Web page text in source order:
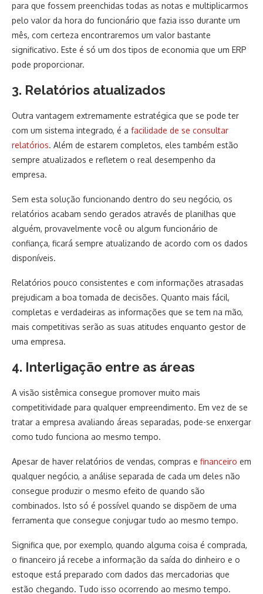
para que fossem preenchidas todas as notas e multiplicarmos
pelo valor da hora do funcionário que fazia isso durante um
mês, com certeza encontraremos um valor bastante
significativo. Este é só um dos tipos de economia que um ERP
pode proporcionar.
3. Relatórios atualizados
Outra vantagem extremamente estratégica que se pode ter
com um sistema integrado, é a facilidade de se consultar
relatórios. Além de estarem completos, eles também estão
sempre atualizados e refletem o real desempenho da
empresa.
Sem esta solução funcionando dentro do seu negócio, os
relatórios acabam sendo gerados através de planilhas que
alguém, provavelmente você ou algum funcionário de
confiança, ficará sempre atualizando de acordo com os dados
disponíveis.
Relatórios pouco consistentes e com informações atrasadas
prejudicam a boa tomada de decisões. Quanto mais fácil,
completas e verdadeiras as informações que se tem na mão,
mais competitivas serão as suas atitudes enquanto gestor de
uma empresa.
4. Interligação entre as áreas
A visão sistêmica consegue promover muito mais
competitividade para qualquer empreendimento. Em vez de se
tratar a empresa avaliando áreas separadas, pode-se enxergar
como tudo funciona ao mesmo tempo.
Apesar de haver relatórios de vendas, compras e financeiro em
qualquer negócio, a análise separada de cada um deles não
consegue produzir o mesmo efeito de quando são
combinados. Isto só é possível quando se dispõem de uma
ferramenta que consegue conjugar tudo ao mesmo tempo.
Significa que, por exemplo, quando alguma coisa é comprada,
o financeiro já recebe a informação da saída do dinheiro e o
estoque está preparado com dados das mercadorias que
estão chegando. Tudo isso ocorrendo ao mesmo tempo.